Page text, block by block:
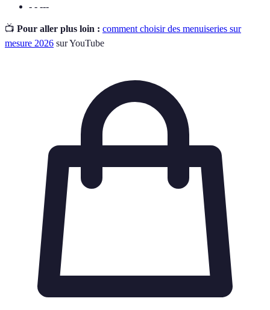
- - ---
📺 Pour aller plus loin : comment choisir des menuiseries sur
mesure 2026 sur YouTube